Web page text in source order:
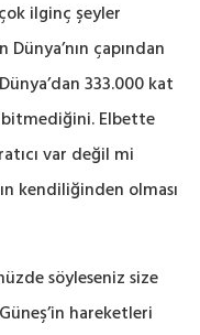
ilginç şeyler
Dünya’nın çapından
333.000 kat
bitmediğini. Elbette
var değil mi
kendiliğinden olması
söyleseniz size
hareketleri